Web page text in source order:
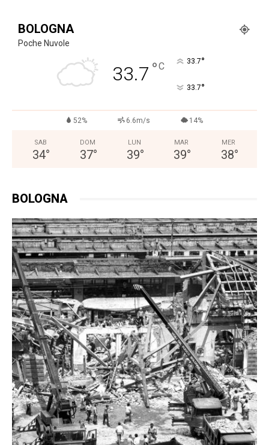
BOLOGNA
Poche Nuvole
33.7 °C 33.7°
33.7°
52% 6.6m/s 14%
SAB
34°
DOM
37°
LUN
39°
MAR
39°
MER
38°
BOLOGNA